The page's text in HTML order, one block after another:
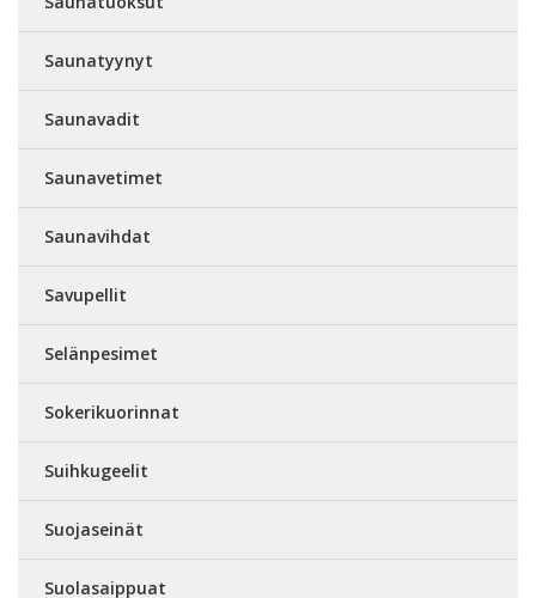
Saunatyynyt
Saunavadit
Saunavetimet
Saunavihdat
Savupellit
Selänpesimet
Sokerikuorinnat
Suihkugeelit
Suojaseinät
Suolasaippuat